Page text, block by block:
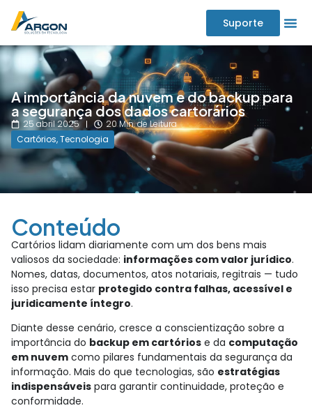
Suporte
A importância da nuvem e do backup para
a segurança dos dados cartorários
25 abril 2025
20 Min. de Leitura
Cartórios,Tecnologia
Conteúdo
Cartórios lidam diariamente com um dos bens mais
valiosos da sociedade: informações com valor jurídico.
Nomes, datas, documentos, atos notariais, regitrais — tudo
isso precisa estar protegido contra falhas, acessível e
juridicamente íntegro.
Diante desse cenário, cresce a conscientização sobre a
importância do backup em cartórios e da computação
em nuvem como pilares fundamentais da segurança da
informação. Mais do que tecnologias, são estratégias
indispensáveis para garantir continuidade, proteção e
conformidade.